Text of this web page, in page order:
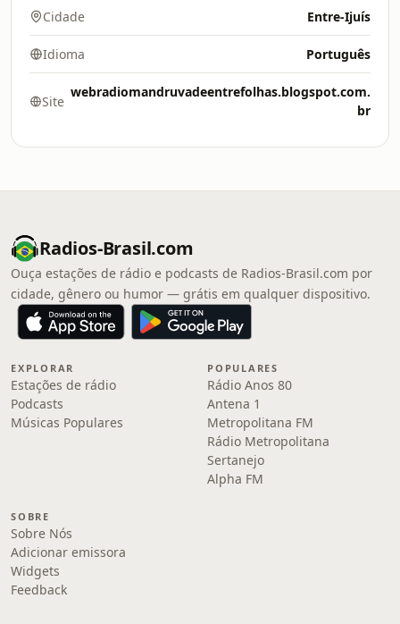
Cidade Entre-Ijuís
Idioma Português
Site
webradiomandruvadeentrefolhas.blogspot.com.
br
Radios-Brasil.com
Ouça estações de rádio e podcasts de Radios-Brasil.com por
cidade, gênero ou humor — grátis em qualquer dispositivo.
EXPLORAR
Estações de rádio
Podcasts
Músicas Populares
POPULARES
Rádio Anos 80
Antena 1
Metropolitana FM
Rádio Metropolitana
Sertanejo
Alpha FM
SOBRE
Sobre Nós
Adicionar emissora
Widgets
Feedback